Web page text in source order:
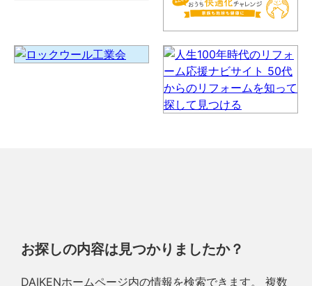
お探しの内容は見つかりましたか？
DAIKENホームページ内の情報を検索できます。 複数